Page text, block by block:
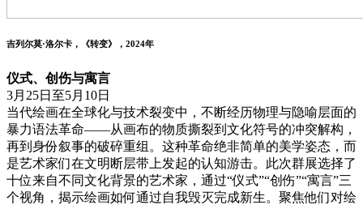
吉列尔莫·洛尔卡，《转变》，2024年
仪式、创伤与寓言
3月25日至5月10日
当代绘画在全球化与技术裂变中，不断经历物理与隐喻层面的
暴力语法革命——从画布的物质撕裂到文化符号的冲突解构，
再到身份叙事的破碎重组。这种革命绝非简单的美学姿态，而
是艺术家们在文明断层带上发起的认知游击。此次群展选择了
十位来自不同文化背景的艺术家，通过“仪式”“创伤”“寓言”三
个视角，揭示绘画如何通过自我毁灭完成新生。聚焦他们对绘